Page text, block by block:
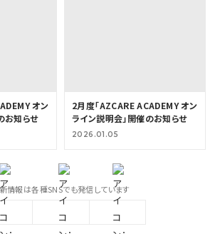
オン
お知らせ
2月度「AZCARE ACADEMY オン
ライン説明会」開催のお知らせ
2026.01.05
情報は各種SNSでも発信しています